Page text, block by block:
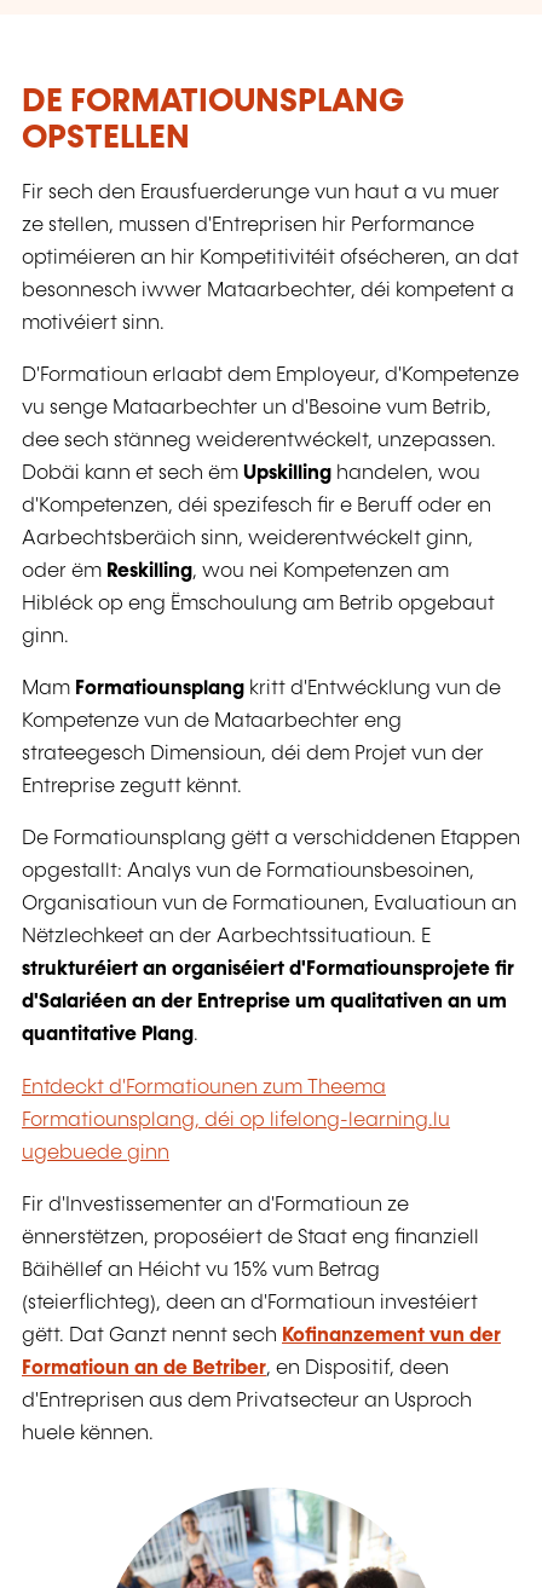
DE FORMATIOUNSPLANG
OPSTELLEN
Fir sech den Erausfuerderunge vun haut a vu muer
ze stellen, mussen d'Entreprisen hir Performance
optiméieren an hir Kompetitivitéit ofsécheren, an dat
besonnesch iwwer Mataarbechter, déi kompetent a
motivéiert sinn.
D'Formatioun erlaabt dem Employeur, d'Kompetenze
vu senge Mataarbechter un d'Besoine vum Betrib,
dee sech stänneg weiderentwéckelt, unzepassen.
Dobäi kann et sech ëm Upskilling handelen, wou
d'Kompetenzen, déi spezifesch fir e Beruff oder en
Aarbechtsberäich sinn, weiderentwéckelt ginn,
oder ëm Reskilling, wou nei Kompetenzen am
Hibléck op eng Ëmschoulung am Betrib opgebaut
ginn.
Mam Formatiounsplang kritt d'Entwécklung vun de
Kompetenze vun de Mataarbechter eng
strateegesch Dimensioun, déi dem Projet vun der
Entreprise zegutt kënnt.
De Formatiounsplang gëtt a verschiddenen Etappen
opgestallt: Analys vun de Formatiounsbesoinen,
Organisatioun vun de Formatiounen, Evaluatioun an
Nëtzlechkeet an der Aarbechtssituatioun. E
strukturéiert an organiséiert d'Formatiounsprojete fir
d'Salariéen an der Entreprise um qualitativen an um
quantitative Plang.
Entdeckt d'Formatiounen zum Theema
Formatiounsplang, déi op lifelong-learning.lu
ugebuede ginn
Fir d'Investissementer an d'Formatioun ze
ënnerstëtzen, proposéiert de Staat eng finanziell
Bäihëllef an Héicht vu 15% vum Betrag
(steierflichteg), deen an d'Formatioun investéiert
gëtt. Dat Ganzt nennt sech Kofinanzement vun der
Formatioun an de Betriber, en Dispositif, deen
d'Entreprisen aus dem Privatsecteur an Usproch
huele kënnen.